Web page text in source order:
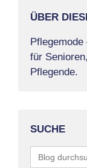
ÜBER
für
Pflegende.
SUCHE
Search
for: